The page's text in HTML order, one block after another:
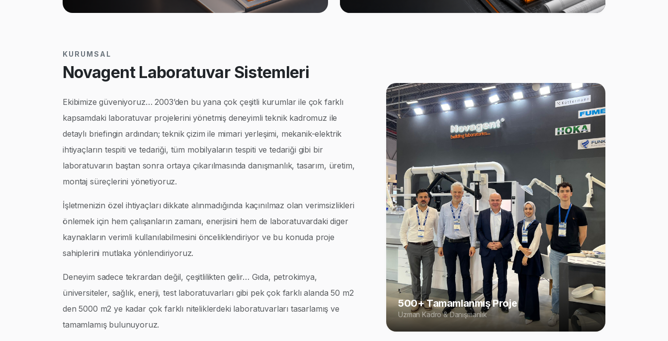
KURUMSAL
Novagent Laboratuvar Sistemleri
Ekibimize güveniyoruz… 2003’den bu yana çok çeşitli kurumlar ile çok farklı
kapsamdaki laboratuvar projelerini yönetmiş deneyimli teknik kadromuz ile
detaylı briefingin ardından; teknik çizim ile mimari yerleşimi, mekanik-elektrik
ihtiyaçların tespiti ve tedariği, tüm mobilyaların tespiti ve tedariği gibi bir
laboratuvarın baştan sonra ortaya çıkarılmasında danışmanlık, tasarım, üretim,
montaj süreçlerini yönetiyoruz.
İşletmenizin özel ihtiyaçları dikkate alınmadığında kaçınılmaz olan verimsizlikleri
önlemek için hem çalışanların zamanı, enerjisini hem de laboratuvardaki diger
kaynakların verimli kullanılabilmesini önceliklendiriyor ve bu konuda proje
sahiplerini mutlaka yönlendiriyoruz.
Deneyim sadece tekrardan değil, çeşitlilikten gelir… Gıda, petrokimya,
üniversiteler, sağlık, enerji, test laboratuvarları gibi pek çok farklı alanda 50 m2
den 5000 m2 ye kadar çok farklı niteliklerdeki laboratuvarları tasarlamış ve
tamamlamış bulunuyoruz.
500+ Tamamlanmış Proje
Uzman Kadro & Danışmanlık